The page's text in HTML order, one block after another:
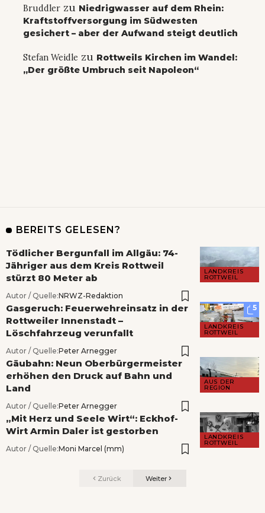
Bruddler zu Niedrigwasser auf dem Rhein:
Kraftstoffversorgung im Südwesten
gesichert – aber der Aufwand steigt deutlich
Stefan Weidle zu Rottweils Kirchen im Wandel:
„Der größte Umbruch seit Napoleon“
BEREITS GELESEN?
LANDKREIS
ROTTWEIL
Tödlicher Bergunfall im Allgäu: 74-
Jähriger aus dem Kreis Rottweil
stürzt 80 Meter ab
Autor / Quelle:NRWZ-Redaktion
5
LANDKREIS
ROTTWEIL
Gasgeruch: Feuerwehreinsatz in der
Rottweiler Innenstadt –
Löschfahrzeug verunfallt
Autor / Quelle:Peter Arnegger
AUS DER
REGION
Gäubahn: Neun Oberbürgermeister
erhöhen den Druck auf Bahn und
Land
Autor / Quelle:Peter Arnegger
LANDKREIS
ROTTWEIL
„Mit Herz und Seele Wirt“: Eckhof-
Wirt Armin Daler ist gestorben
Autor / Quelle:Moni Marcel (mm)
Zurück Weiter